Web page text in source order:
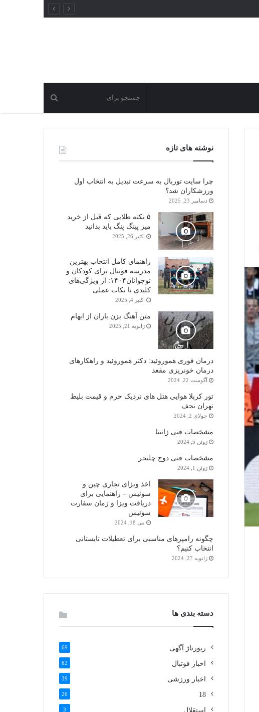
نوشته های تازه
چرا سایت توربال به ‌سرعت تبدیل به انتخاب اول
ورزشکاران شد؟
دسامبر 23, 2025
۵ نکته طلایی که قبل از خرید
میز پینگ پنگ باید بدانید
اکتبر 26, 2025
راهنمای کامل انتخاب بهترین
مدرسه فوتبال برای کودکان و
نوجوانان۱۴۰۴: از ویژگی‌های
کلیدی تا نکات عملی
اکتبر 4, 2025
متن آهنگ بزن باران از ایهام
ژانویه 21, 2025
درمان فوری هموروئید: دکتر هموروئید و راهکارهای
درمان خونریزی مقعد
آگوست 22, 2024
تور کربلا هوایی هتل های نزدیک حرم و قیمت بلیط
تهران نجف
جولای 2, 2024
مشخصات فنی زانتیا
ژوئن 5, 2024
مشخصات فنی دوج چلنجر
ژوئن 1, 2024
اخذ ویزای تجاری چین و
سوئیس – راهنمایی برای
دریافت ویزا و زمان سفارت
سوئیس
می 18, 2024
چگونه رامپرهای مناسبی برای تعطیلات تابستانی
انتخاب کنیم؟
ژانویه 27, 2024
دسته بندی ها
رپورتاژ آگهی 69
اخبار فوتبال 62
اخبار ورزشی 39
18
26
استقلال 3